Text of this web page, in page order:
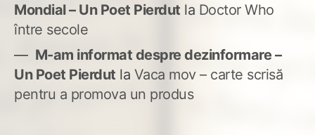
Mondial – Un Poet Pierdut la Doctor Who
între secole
M-am informat despre dezinformare –
Un Poet Pierdut la Vaca mov – carte scrisă
pentru a promova un produs